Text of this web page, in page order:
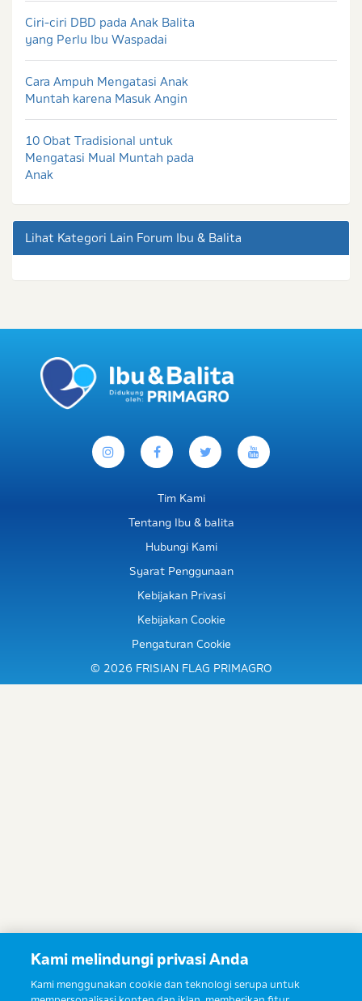
Ciri-ciri DBD pada Anak Balita
yang Perlu Ibu Waspadai
Cara Ampuh Mengatasi Anak
Muntah karena Masuk Angin
10 Obat Tradisional untuk
Mengatasi Mual Muntah pada
Anak
Lihat Kategori Lain Forum Ibu & Balita
© 2026 FRISIAN FLAG PRIMAGRO
Tim Kami
Tentang Ibu & balita
Hubungi Kami
Syarat Penggunaan
Kebijakan Privasi
Kebijakan Cookie
Pengaturan Cookie
Kami melindungi privasi Anda
Kami menggunakan cookie dan teknologi serupa untuk